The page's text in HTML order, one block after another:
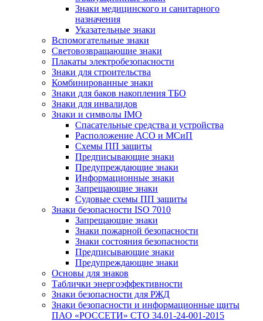
Знаки медицинского и санитарного
назначения
Указательные знаки
Вспомогательные знаки
Световозвращающие знаки
Плакаты электробезопасности
Знаки для строительства
Комбинированные знаки
Знаки для баков накопления ТБО
Знаки для инвалидов
Знаки и символы IMO
Спасательные средства и устройства
Расположение АСО и МСиП
Схемы ПП защиты
Предписывающие знаки
Предупреждающие знаки
Информационные знаки
Запрещающие знаки
Судовые схемы ПП защиты
Знаки безопасности ISO 7010
Запрещающие знаки
Знаки пожарной безопасности
Знаки состояния безопасности
Предписывающие знаки
Предупреждающие знаки
Основы для знаков
Таблички энергоэффективности
Знаки безопасности для РЖД
Знаки безопасности и информационные щиты
ПАО «РОССЕТИ» СТО 34.01-24-001-2015